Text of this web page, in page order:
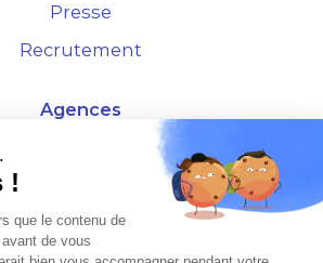
Presse
Recrutement
Agences
la Bourse - 69001 Lyon
d'Austerlitz - 75012 Paris
!
que le contenu de
de vous